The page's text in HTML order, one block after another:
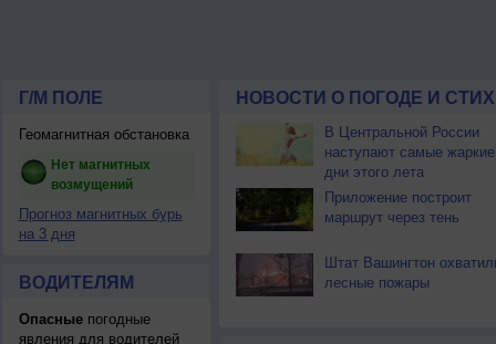
Г/М ПОЛЕ
Геомагнитная обстановка
Нет магнитных
возмущений
Прогноз магнитных бурь
на 3 дня
ВОДИТЕЛЯМ
Опасныепогодные
явления для водителей
НОВОСТИ О ПОГОДЕ И
В Центральной России
наступают самые жаркие
дни этого лета
Приложение построит
маршрут через тень
Штат Вашингтон
лесные пожары